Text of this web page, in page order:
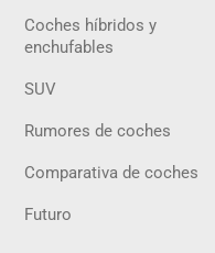
Coches híbridos y
enchufables
SUV
Rumores de coches
Comparativa de coches
Futuro